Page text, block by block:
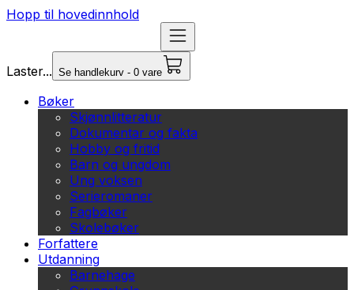
Hopp til hovedinnhold
Laster... Se handlekurv - 0 vare
Bøker
Skjønnlitteratur
Dokumentar og fakta
Hobby og fritid
Barn og ungdom
Ung voksen
Serieromaner
Fagbøker
Skolebøker
Forfattere
Utdanning
Barnehage